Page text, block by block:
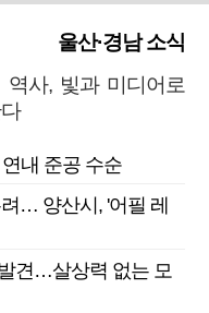
울산·경남 소식
역사, 빛과 미디어로
내 준공 수순
… 양산시, '어필 레
견…살상력 없는 모